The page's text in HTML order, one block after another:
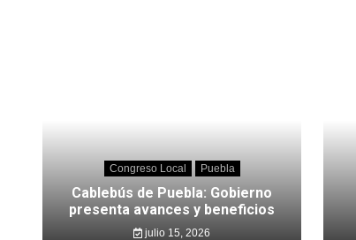
Congreso Local Puebla
Cablebús de Puebla: Gobierno
presenta avances y beneficios
julio 15, 2026